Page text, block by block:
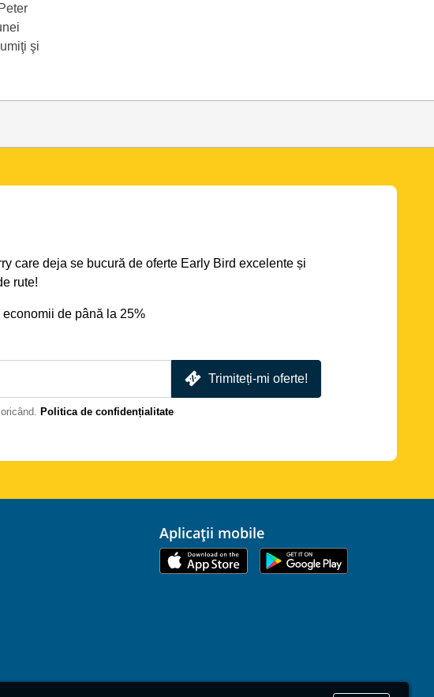
şi
care deja se bucură de oferte Early Bird excelente și
rute!
economii de până la 25%
Trimiteți-mi oferte!
Politica de confidențialitate
Aplicații mobile